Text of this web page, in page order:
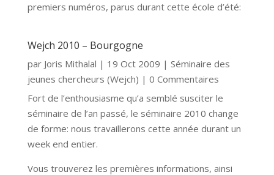
premiers numéros, parus durant cette école d’été:
Wejch 2010 – Bourgogne
par Joris Mithalal | 19 Oct 2009 | Séminaire des
jeunes chercheurs (Wejch) | 0 Commentaires
Fort de l’enthousiasme qu’a semblé susciter le
séminaire de l’an passé, le séminaire 2010 change
de forme: nous travaillerons cette année durant un
week end entier.
Vous trouverez les premières informations, ainsi